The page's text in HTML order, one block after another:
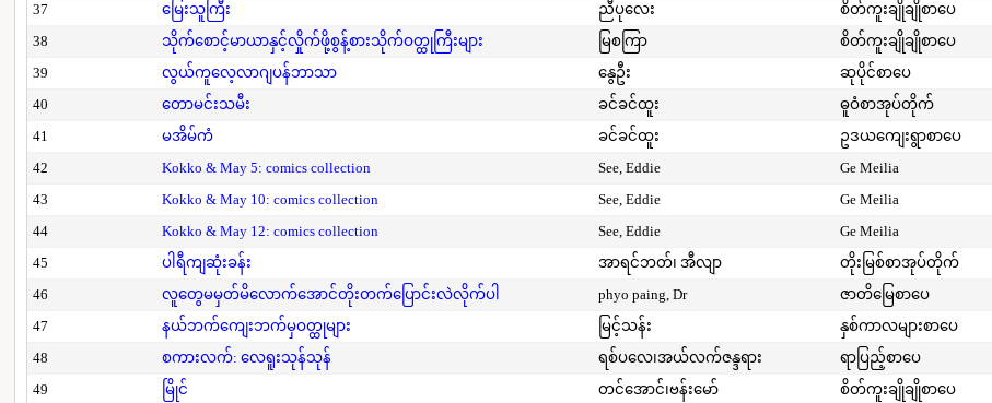
37
မြေးသူကြီး ညီပုလေး စိတ်ကူးချိုချိုစာပေ
38
သိုက်စောင့်မာယာနှင့်လှိုက်ဖို့စွန့်စားသိုက်ဝတ္ထုကြီးများ မြစကြာ စိတ်ကူးချိုချိုစာပေ
39
လွယ်ကူလေ့လာဂျပန်ဘာသာ နွေဦး ဆုပိုင်စာပေ
40
တောမင်းသမီး ခင်ခင်ထူး ဓူဝံစာအုပ်တိုက်
41
မအိမ်ကံ ခင်ခင်ထူး ဥဒယကျေးရွာစာပေ
42
Kokko & May 5: comics collection See, Eddie Ge Meilia
43
Kokko & May 10: comics collection See, Eddie Ge Meilia
44
Kokko & May 12: comics collection See, Eddie Ge Meilia
45
ပါရီကျဆုံးခန်း အာရင်ဘတ်၊ အီလျာ တိုးမြစ်စာအုပ်တိုက်
46
လူတွေမမှတ်မိလောက်အောင်တိုးတက်ပြောင်းလဲလိုက်ပါ phyo paing, Dr ဇာတိမြေစာပေ
47
နယ်ဘက်ကျေးဘက်မှဝတ္ထုများ မြင့်သန်း နှစ်ကာလများစာပေ
48
စကားလက်: လေရူးသုန်သုန် ရစ်ပလေ၊အယ်လက်ဇန္ဒရား ရာပြည့်စာပေ
49
မြိုင် တင်အောင်၊ဗန်းမော် စိတ်ကူးချိုချိုစာပေ